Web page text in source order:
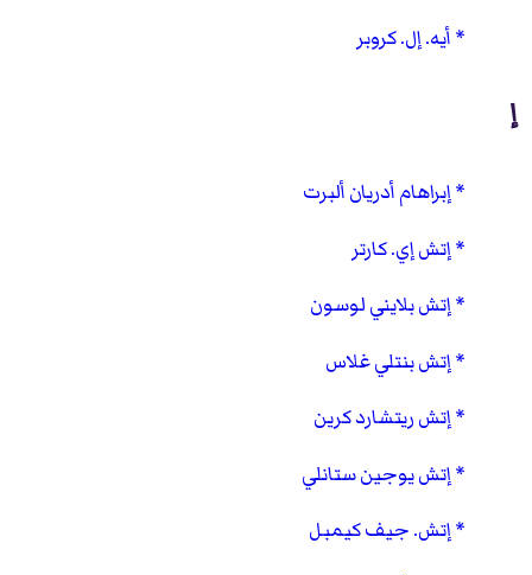
أيه. إل. كروبر
إ
إبراهام أدريان ألبرت
إتش إي. كارتر
إتش بلايني لوسون
إتش بنتلي غلاس
إتش ريتشارد كرين
إتش يوجين ستانلي
إتش. جيف كيمبل